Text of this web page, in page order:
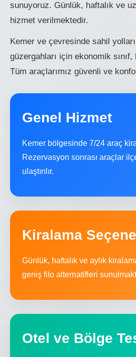
sunuyoruz. Günlük, haftalık ve
hizmet verilmektedir.
Kemer ve çevresinde sahil
güzergahları için ekonomik
Tüm araçlarımız güvenli ve
Genel Hizmet
Kemer bölgesinde 7/24 araç
Rezervasyon sonrası araçlar
ulaştırılır.
Kiralama
Günlük, haftalık ve aylık
geniş filo alternatifleri
Otel ve Bölge